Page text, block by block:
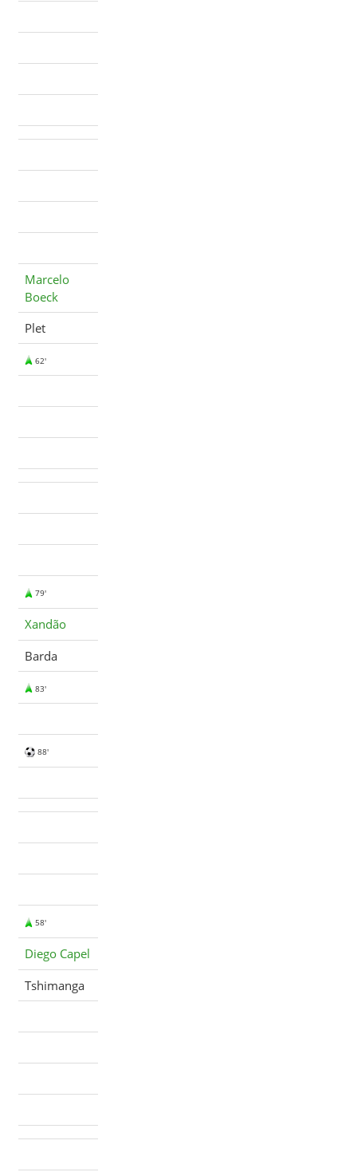
Marcelo
Boeck
Plet
62'
79'
Xandão
Barda
83'
88'
58'
Diego Capel
Tshimanga